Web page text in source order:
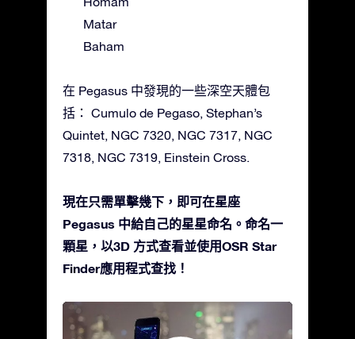
Matar
Baham
在 Pegasus 中發現的一些深空天體包
括： Cumulo de Pegaso, Stephan’s
Quintet, NGC 7320, NGC 7317, NGC
7318, NGC 7319, Einstein Cross.
現在只需單擊幾下，即可在星座
Pegasus 中給自己的星星命名。命名一
顆星，以3D 方式查看並使用OSR Star
Finder應用程式查找！